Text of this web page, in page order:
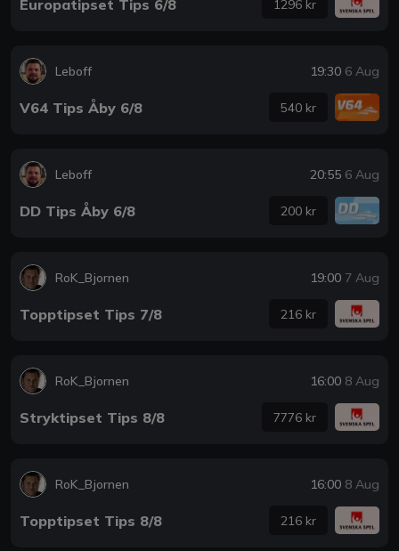
Europatipset Tips 6/8 1296 kr
Leboff 19:30 6 Aug
V64 Tips Åby 6/8 540 kr
Leboff 20:55 6 Aug
DD Tips Åby 6/8 200 kr
RoK_Bjornen 19:00 7 Aug
Topptipset Tips 7/8 216 kr
RoK_Bjornen 16:00 8 Aug
Stryktipset Tips 8/8 7776 kr
RoK_Bjornen 16:00 8 Aug
Topptipset Tips 8/8 216 kr